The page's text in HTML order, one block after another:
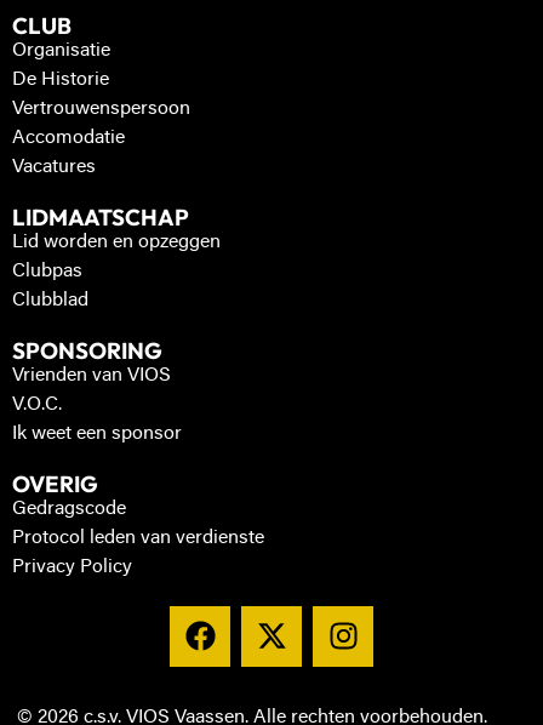
CLUB
Organisatie
De Historie
Vertrouwenspersoon
Accomodatie
Vacatures
LIDMAATSCHAP
Lid worden en opzeggen
Clubpas
Clubblad
SPONSORING
Vrienden van VIOS
V.O.C.
Ik weet een sponsor
OVERIG
Gedragscode
Protocol leden van verdienste
Privacy Policy
© 2026 c.s.v. VIOS Vaassen. Alle rechten voorbehouden.